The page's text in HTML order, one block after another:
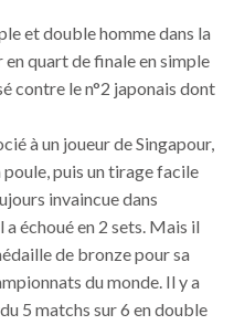
et double homme dans la
quart de finale en simple
contre le n°2 japonais dont
à un joueur de Singapour,
puis un tirage facile
invaincue dans
échoué en 2 sets. Mais il
de bronze pour sa
du monde. Il y a
5 matchs sur 6 en double